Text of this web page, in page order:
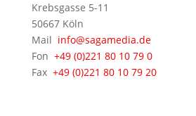
Krebsgasse 5-11
50667 Köln
Mail info@sagamedia.de
Fon +49 (0)221 80 10 79 0
Fax +49 (0)221 80 10 79 20